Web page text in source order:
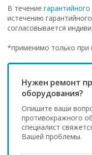
В течение гарантийного
истечению
согласовывается
*применимо только при
Нужен ремонт
оборудования?
Опишите ваши
противокражного
специалист
Вашей проблемы.